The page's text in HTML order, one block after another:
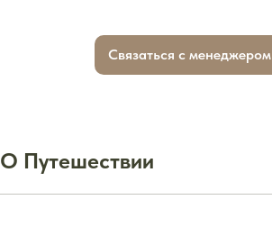
Связаться с менеджером
О Путешествии